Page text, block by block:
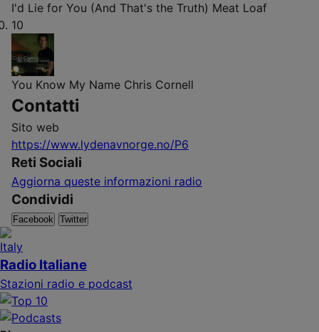
I'd Lie for You (And That's the Truth) Meat Loaf
10
You Know My Name Chris Cornell
Contatti
Sito web
https://www.lydenavnorge.no/P6
Reti Sociali
Aggiorna queste informazioni radio
Condividi
Facebook Twitter
Radio Italiane
Stazioni radio e podcast